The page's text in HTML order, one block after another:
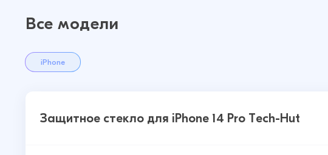
Все модели
iPhone
Защитное стекло для iPhone 14 Pro Tech-Hut